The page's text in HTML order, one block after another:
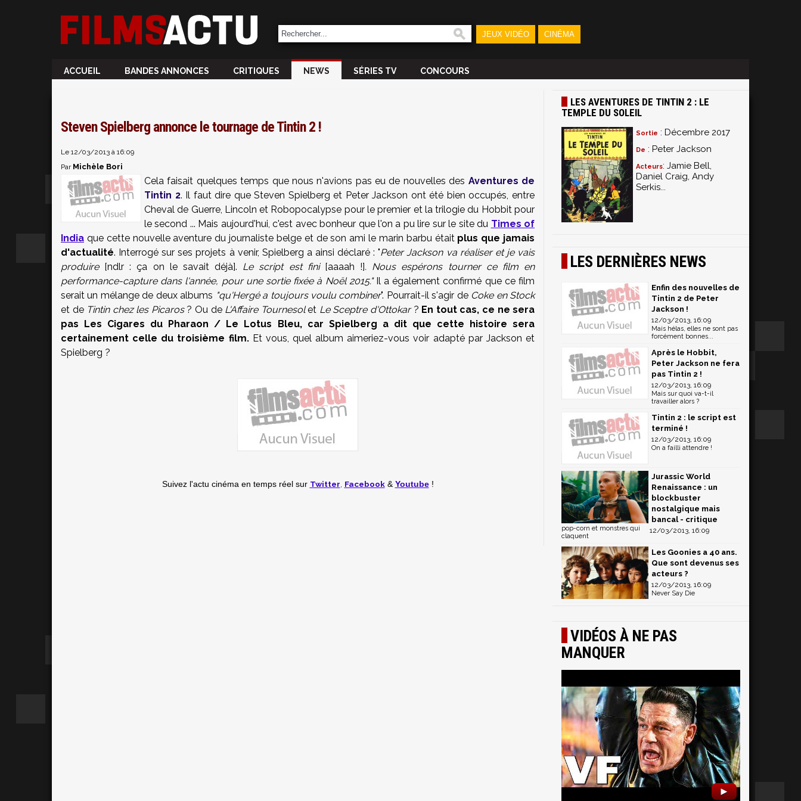
JEUX VIDÉO CINÉMA
ACCUEIL BANDES ANNONCES CRITIQUES NEWS SÉRIES TV CONCOURS
Steven Spielberg annonce le tournage de Tintin 2 !
Le 12/03/2013 à 16:09
Par Michèle Bori
Cela faisait quelques temps que nous n'avions pas eu de nouvelles des Aventures de
Tintin 2. Il faut dire que Steven Spielberg et Peter Jackson ont été bien occupés, entre
Cheval de Guerre, Lincoln et Robopocalypse pour le premier et la trilogie du Hobbit pour
le second ... Mais aujourd'hui, c'est avec bonheur que l'on a pu lire sur le site du Times of
India que cette nouvelle aventure du journaliste belge et de son ami le marin barbu était plus que jamais
d'actualité. Interrogé sur ses projets à venir, Spielberg a ainsi déclaré : "Peter Jackson va réaliser et je vais
produire[ndlr : ça on le savait déjà]. Le script est fini [aaaah !]. Nous espérons tourner ce film en
performance-capture dans l'année, pour une sortie fixée à Noël 2015."Il a également confirmé que ce film
serait un mélange de deux albums "qu'Hergé a toujours voulu combiner". Pourrait-il s'agir de Coke en Stock
et de Tintin chez les Picaros? Ou de L'Affaire Tournesolet Le Sceptre d'Ottokar? En tout cas, ce ne sera
pas Les Cigares du Pharaon / Le Lotus Bleu, car Spielberg a dit que cette histoire sera
certainement celle du troisième film.Et vous, quel album aimeriez-vous voir adapté par Jackson et
Spielberg ?
Suivez l'actu cinéma en temps réel sur Twitter Facebook& Youtube!
LES AVENTURES DE TINTIN 2 : LE
TEMPLE DU SOLEIL
Sortie : Décembre 2017
De : Peter Jackson
Acteurs: Jamie Bell,
Daniel Craig, Andy
Serkis...
LES DERNIÈRES NEWS
Enfin des nouvelles de
Tintin 2 de Peter
Jackson !
12/03/2013, 16:09
Mais hélas, elles ne sont pas
forcément bonnes...
Après le Hobbit,
Peter Jackson ne fera
pas Tintin 2 !
12/03/2013, 16:09
Mais sur quoi va-t-il
travailler alors ?
Tintin 2 : le script est
terminé !
12/03/2013, 16:09
On a failli attendre !
Jurassic World
Renaissance : un
blockbuster
nostalgique mais
bancal - critique
12/03/2013, 16:09
pop-corn et monstres qui
claquent
Les Goonies a 40 ans.
Que sont devenus ses
acteurs ?
12/03/2013, 16:09
Never Say Die
VIDÉOS À NE PAS
MANQUER
►